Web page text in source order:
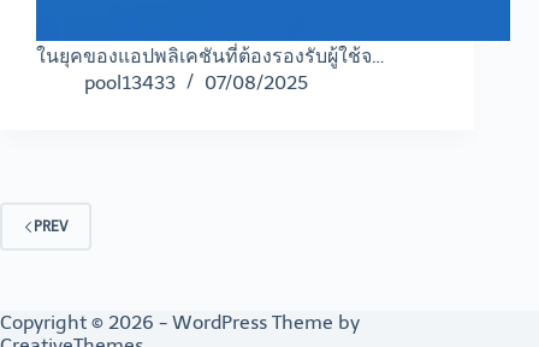
ในยุคของแอปพลิเคชันที่ต้องรองรับผู้ใช้จ…
pool13433
07/08/2025
PREV
Copyright © 2026 - WordPress Theme by